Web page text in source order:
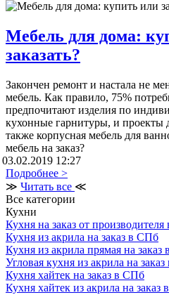
Мебель для дома:
заказать?
Закончен ремонт и настала не
мебель. Как правило, 75%
предпочитают изделия по
кухонные гарнитуры, и проекты
также корпусная мебель для
мебель на заказ?
03.02.2019 12:27
Подробнее >
≫ Читать все ≪
Все категории
Кухни
Кухня на заказ от
Кухня из акрила на заказ в СПб
Кухня из акрила прямая на
Угловая кухня из акрила на
Кухня хайтек на заказ в СПб
Кухня хайтек из акрила на заказ